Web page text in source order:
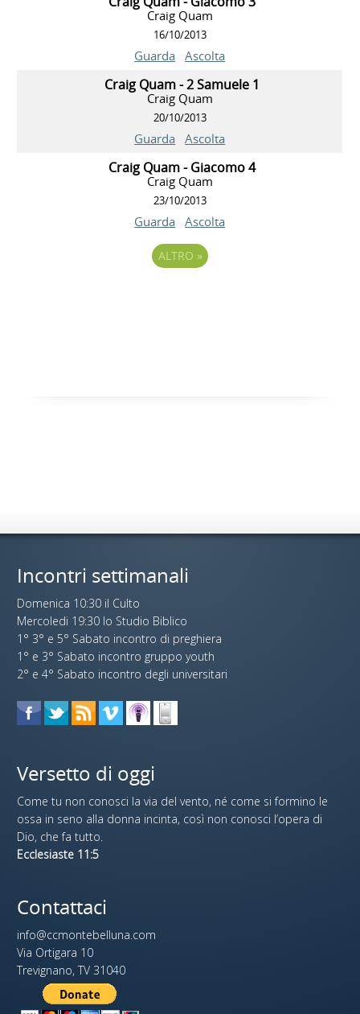
Craig Quam
16/10/2013
Guarda Ascolta
Craig Quam - 2 Samuele 1
Craig Quam
20/10/2013
Guarda Ascolta
Craig Quam - Giacomo 4
Craig Quam
23/10/2013
Guarda Ascolta
ALTRO »
Incontri settimanali
Domenica 10:30 il Culto
Mercoledi 19:30 lo Studio Biblico
1° 3° e 5° Sabato incontro di preghiera
1° e 3° Sabato incontro gruppo youth
2° e 4° Sabato incontro degli universitari
Versetto di oggi
Come tu non conosci la via del vento, né come si formino le
ossa in seno alla donna incinta, così non conosci l’opera di
Dio, che fa tutto.
Ecclesiaste 11:5
Contattaci
info@ccmontebelluna.com
Via Ortigara 10
Trevignano, TV 31040